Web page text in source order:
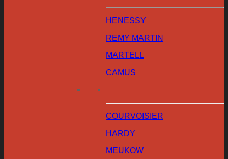
HENESSY
REMY MARTIN
MARTELL
CAMUS
COURVOISIER
HARDY
MEUKOW